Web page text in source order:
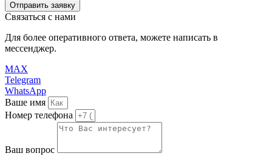
Отправить заявку
Связаться с нами
Для более оперативного ответа, можете написать в
мессенджер.
MAX
Telegram
WhatsApp
Ваше имя
Номер телефона
Ваш вопрос